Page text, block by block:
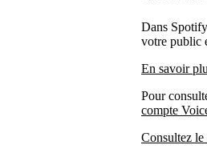
Dans
votre public
En savoir
Pour
compte
Consultez le